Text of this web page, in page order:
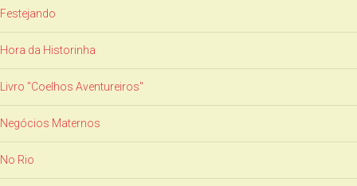
Festejando
Hora da Historinha
Livro "Coelhos Aventureiros"
Negócios Maternos
No Rio